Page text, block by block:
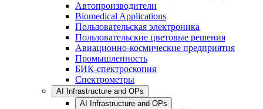
Автопроизводители
Biomedical Applications
Пользовательская электроника
Пользовательские цветовые решения
Авиационно-космические предприятия
Промышленность
БИК-спектроскопия
Спектрометры
AI Infrastructure and OPs
AI Infrastructure and OPs